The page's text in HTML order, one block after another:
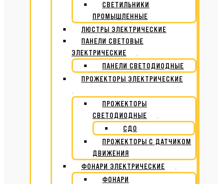
СВЕТИЛЬНИКИ
ПРОМЫШЛЕННЫЕ
ЛЮСТРЫ ЭЛЕКТРИЧЕСКИЕ
ПАНЕЛИ СВЕТОВЫЕ
ЭЛЕКТРИЧЕСКИЕ
ПАНЕЛИ СВЕТОДИОДНЫЕ
ПРОЖЕКТОРЫ ЭЛЕКТРИЧЕСКИЕ
ПРОЖЕКТОРЫ
СВЕТОДИОДНЫЕ
СДО
ПРОЖЕКТОРЫ С ДАТЧИКОМ
ДВИЖЕНИЯ
ФОНАРИ ЭЛЕКТРИЧЕСКИЕ
ФОНАРИ